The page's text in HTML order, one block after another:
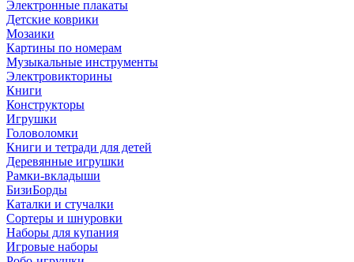
Электронные плакаты
Детские коврики
Мозаики
Картины по номерам
Музыкальные инструменты
Электровикторины
Книги
Конструкторы
Игрушки
Головоломки
Книги и тетради для детей
Деревянные игрушки
Рамки-вкладыши
БизиБорды
Каталки и стучалки
Сортеры и шнуровки
Наборы для купания
Игровые наборы